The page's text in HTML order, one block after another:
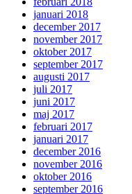
januari 2018
december 2017
november 2017
oktober 2017
september 2017
augusti 2017
juli 2017
juni 2017
maj 2017
februari 2017
januari 2017
december 2016
november 2016
oktober 2016
september 2016